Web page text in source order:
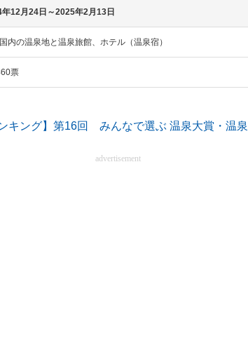
12月24日～2025年2月13日
内の温泉地と温泉旅館、ホテル（温泉宿）
票
キング】第16回 みんなで選ぶ 温泉大賞・温泉
advertisement